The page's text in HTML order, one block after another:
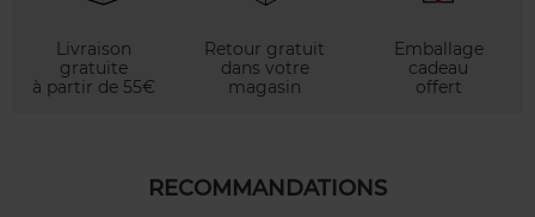
Livraison
gratuite
à partir de 55€
Retour gratuit
dans votre
magasin
Emballage
cadeau
offert
RECOMMANDATIONS